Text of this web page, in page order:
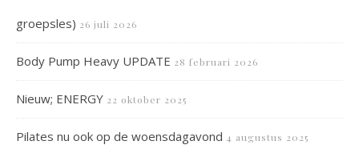
groepsles) 26 juli 2026
Body Pump Heavy UPDATE 28 februari 2026
Nieuw; ENERGY 22 oktober 2025
Pilates nu ook op de woensdagavond 4 augustus 2025